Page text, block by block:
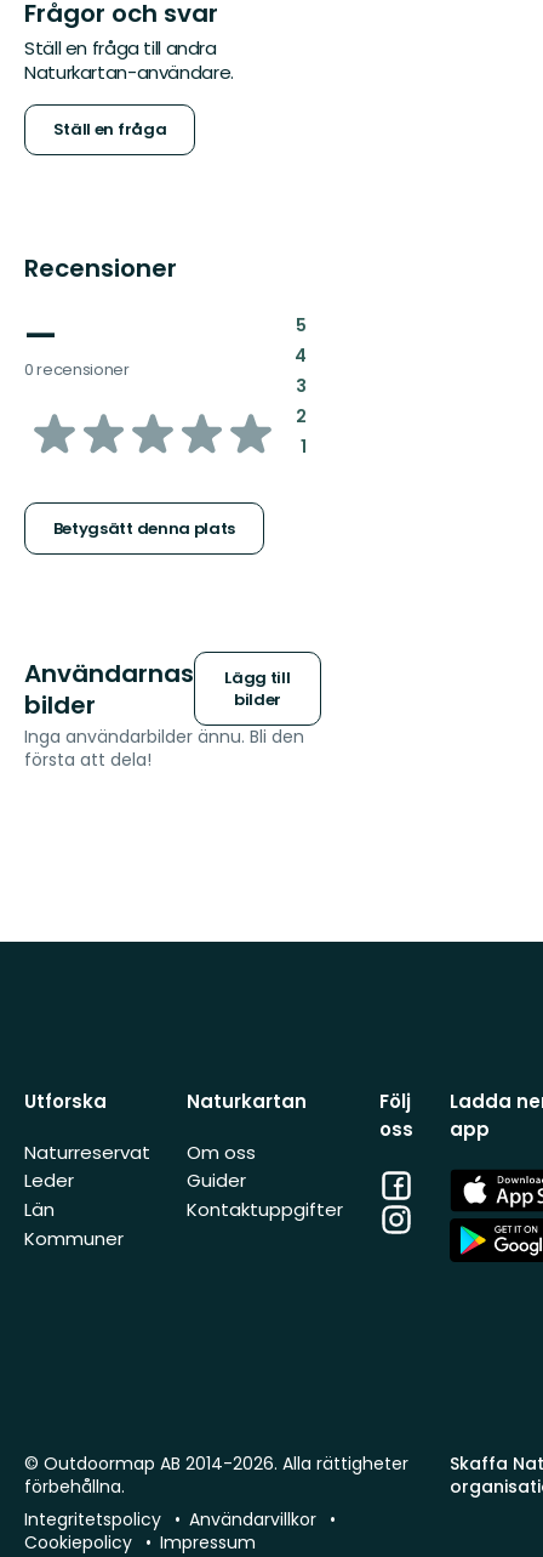
Frågor och svar
Ställ en fråga till andra
Naturkartan-användare.
Ställ en fråga
Recensioner
—
0 recensioner
av
stjärnor
Betygsätt denna plats
5:
4:
3:
2:
1:
Användarnas
bilder
Lägg till
bilder
Inga användarbilder ännu. Bli den
första att dela!
Utforska
Naturreservat
Leder
Län
Kommuner
Naturkartan
Om oss
Guider
Kontaktuppgifter
Följ
oss
Facebook
Instagram
Ladda
app
App
Store
App
Store
Skaffa
© Outdoormap AB 2014-2026. Alla rättigheter
förbehållna.
Integritetspolicy
Användarvillkor
Cookiepolicy
Impressum